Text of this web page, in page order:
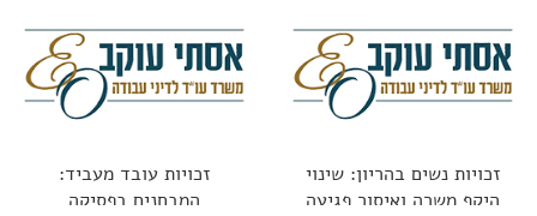
זכויות נשים בהריון: שינוי
היקף משרה ואיסור פגיעה
זכויות עובד מעביד:
המבחנים בפסיקה